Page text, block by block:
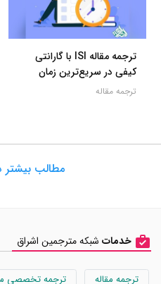
ترجمه مقاله ISI با گارانتی
کیفی در سریع‌ترین زمان
ترجمه مقاله
مطالب بیشتر
خدمات شبکه مترجمین اشراق
ترجمه مقاله ترجمه تخصصی